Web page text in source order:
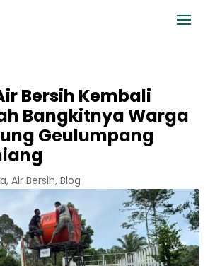
Bersih Kembali
Bangkitnya Warga
Geulumpang
,Air Bersih,Blog